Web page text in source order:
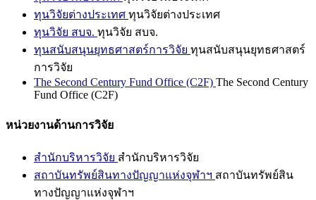
ทุนวิจัยต่างประเทศ ทุนวิจัยต่างประเทศ
ทุนวิจัย สบจ. ทุนวิจัย สบจ.
ทุนสนับสนุนยุทธศาสตร์การวิจัย ทุนสนับสนุนยุทธศาสตร์
การวิจัย
The Second Century Fund Office (C2F) The Second Century
Fund Office (C2F)
หน่วยงานด้านการวิจัย
สำนักบริหารวิจัย สำนักบริหารวิจัย
สถาบันทรัพย์สินทางปัญญาแห่งจุฬาฯ สถาบันทรัพย์สิน
ทางปัญญาแห่งจุฬาฯ